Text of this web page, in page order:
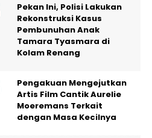
Pekan Ini, Polisi Lakukan
Rekonstruksi Kasus
Pembunuhan Anak
Tamara Tyasmara di
Kolam Renang
Pengakuan Mengejutkan
Artis Film Cantik Aurelie
Moeremans Terkait
dengan Masa Kecilnya